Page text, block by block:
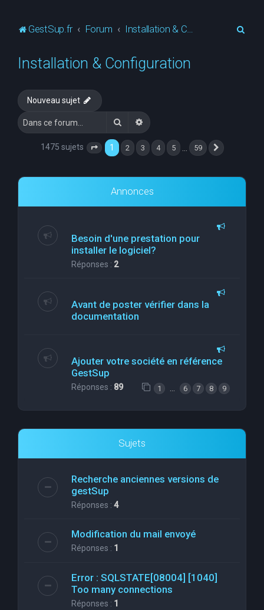
GestSup.fr Forum Installation & Configuration
Installation & Configuration
Nouveau sujet
RechercherRecherche avancée
1475 sujets Page 1 sur59
1 2 3 4 5 59
Annonces
Besoin d'une prestation pour
installer le logiciel?
Réponses : 2
Avant de poster vérifier dans la
documentation
Ajouter votre société en référence
GestSup
Réponses : 89 1 6 7 8 9
Sujets
Recherche anciennes versions de
gestSup
Réponses : 4
Modification du mail envoyé
Réponses : 1
Error : SQLSTATE[08004] [1040]
Too many connections
Réponses : 1